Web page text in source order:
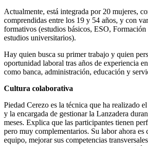
Actualmente, está integrada por 20 mujeres,
comprendidas entre los 19 y 54 años, y con
formativos (estudios básicos, ESO,
estudios universitarios).
Hay quien busca su primer trabajo y quien
oportunidad laboral tras años de experiencia
como banca, administración, educación y
Cultura colaborativa
Piedad Cerezo es la técnica que ha realizado
y la encargada de gestionar la Lanzadera
meses. Explica que las participantes tienen
pero muy complementarios. Su labor ahora es
equipo, mejorar sus competencias